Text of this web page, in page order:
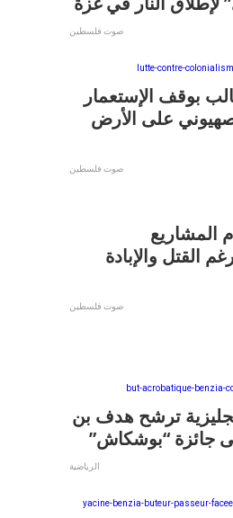
صوت فلسطين
بوقف الإستعمار
على الأرض
صوت فلسطين
المشاريع
القتل والإبادة
صوت فلسطين
ترشح هدف بن
جائزة “بوشكاش”
الرياضية